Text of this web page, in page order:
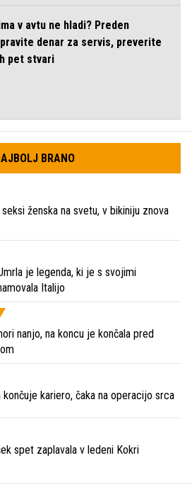
v avtu ne hladi? Preden
denar za servis, preverite
pet stvari
BRANO
ženska na svetu, v bikiniju znova
je legenda, ki je s svojimi
Italijo
nanjo, na koncu je končala pred
končuje kariero, čaka na operacijo srca
spet zaplavala v ledeni Kokri